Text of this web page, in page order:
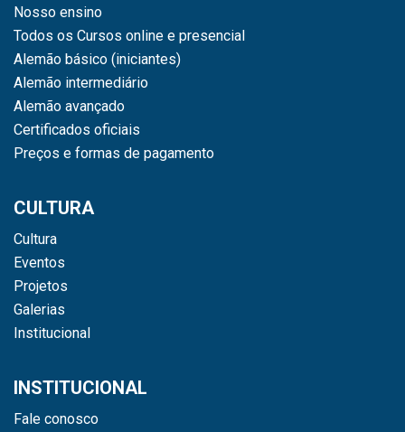
Nosso ensino
Todos os Cursos online e presencial
Alemão básico (iniciantes)
Alemão intermediário
Alemão avançado
Certificados oficiais
Preços e formas de pagamento
CULTURA
Cultura
Eventos
Projetos
Galerias
Institucional
INSTITUCIONAL
Fale conosco